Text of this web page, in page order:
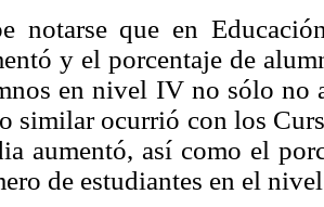
notarse que en
y el porcentaje de
en nivel IV no sólo no
similar ocurrió con los
aumentó, así como el
de estudiantes en el